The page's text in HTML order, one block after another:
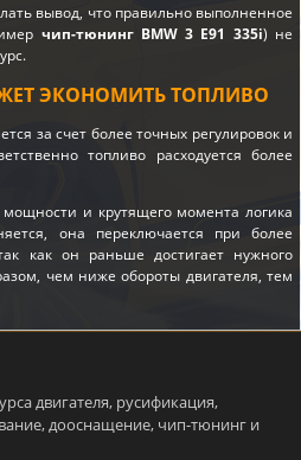
вывод, что правильно выполненное
чип-тюнинг BMW 3 E91 335i) не
ЭКОНОМИТЬ ТОПЛИВО
за счет более точных регулировок и
топливо расходуется более
и крутящего момента логика
она переключается при более
как он раньше достигает нужного
чем ниже обороты двигателя, тем
двигателя, русификация,
дооснащение, чип-тюнинг и